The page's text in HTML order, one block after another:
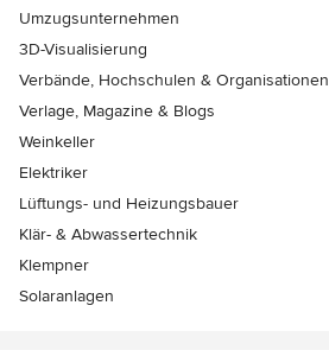
Umzugsunternehmen
3D-Visualisierung
Verbände, Hochschulen & Organisationen
Verlage, Magazine & Blogs
Weinkeller
Elektriker
Lüftungs- und Heizungsbauer
Klär- & Abwassertechnik
Klempner
Solaranlagen